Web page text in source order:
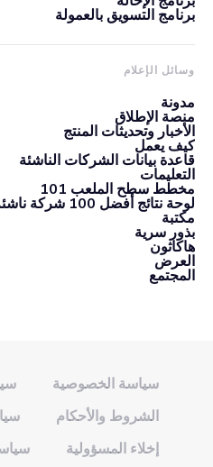
برنامج التسويق بالعمولة
وسائل الإعلام
مدونة
منصة الإطلاق
الأخبار وتحديثات المنتج
كيف يعمل
قاعدة بيانات الشركات الناشئة
التعليمات
مخطط سطح الملعب 101
لوحة نتائج أفضل 100 شركة ناشئة
مكتبة
بذور سرية
هاكاثون
العرض
المجتمع
سياسة الخصوصية
الشروط والأحكام
إخلاء المسؤولية
سياسة